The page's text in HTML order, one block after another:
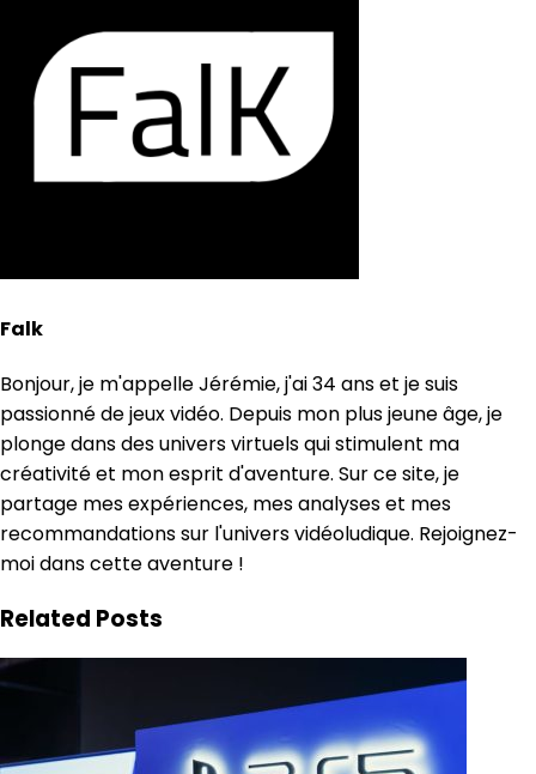
Falk
Bonjour, je m'appelle Jérémie, j'ai 34 ans et je suis
passionné de jeux vidéo. Depuis mon plus jeune âge, je
plonge dans des univers virtuels qui stimulent ma
créativité et mon esprit d'aventure. Sur ce site, je
partage mes expériences, mes analyses et mes
recommandations sur l'univers vidéoludique. Rejoignez-
moi dans cette aventure !
Related Posts